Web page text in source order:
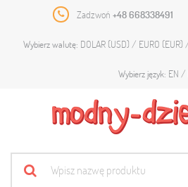
Zadzwoń +48 668338491
Wybierz walutę: DOLAR (USD) EURO (EUR)
Wybierz język: EN